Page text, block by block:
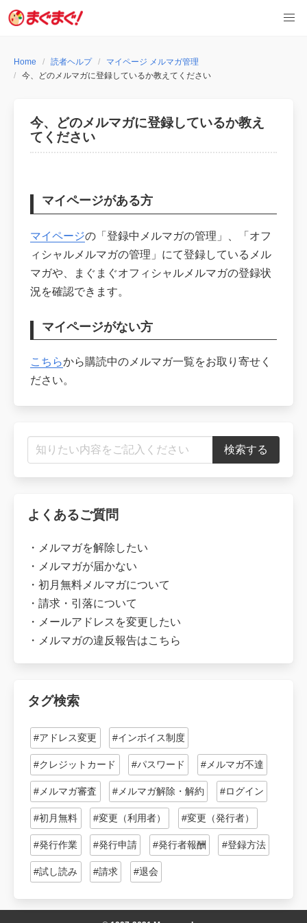
Skip
Home 読者ヘルプ
マイページ メルマガ管理
今、どのメルマガに登録しているか教えてください
今、どのメルマガに登録しているか教え
てください
マイページがある方
マイページの「登録中メルマガの管理」、「オフ
ィシャルメルマガの管理」にて登録しているメル
マガや、まぐまぐオフィシャルメルマガの登録状
況を確認できます。
マイページがない方
こちらから購読中のメルマガ一覧をお取り寄せく
ださい。
よくあるご質問
・ メルマガを解除したい
・ メルマガが届かない
・ 初月無料メルマガについて
・ 請求・引落について
・ メールアドレスを変更したい
・ メルマガの違反報告はこちら
タグ検索
#アドレス変更 #インボイス制度
#クレジットカード #パスワード #メルマガ不達
#メルマガ審査 #メルマガ解除・解約 #ログイン
#初月無料 #変更（利用者） #変更（発行者）
#発行作業 #発行申請 #発行者報酬 #登録方法
#試し読み #請求 #退会